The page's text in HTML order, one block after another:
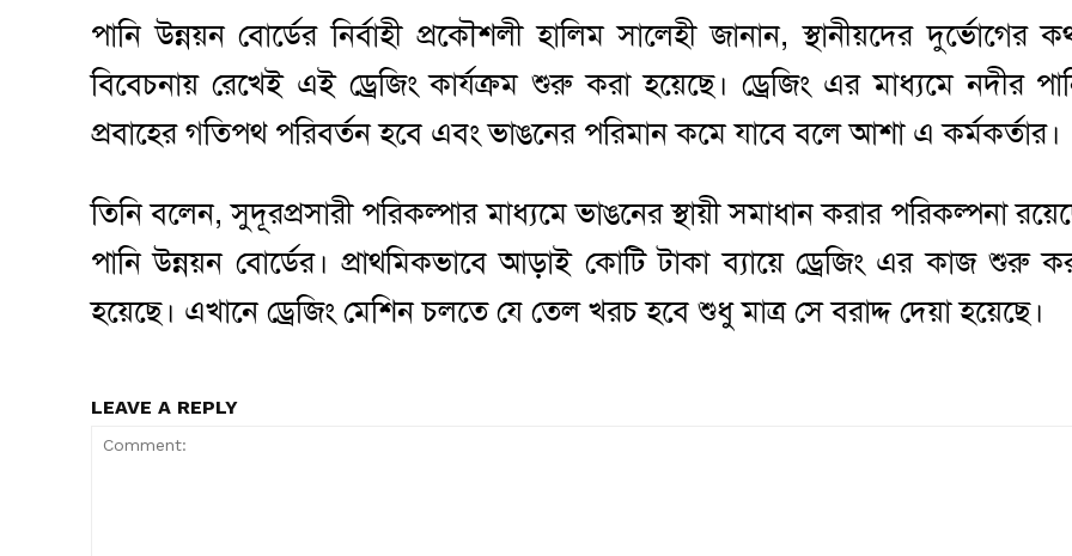
পানি উন্নয়ন বোর্ডের নির্বাহী প্রকৌশলী হালিম সালেহী জানান, স্থানীয়দের দুর্ভোগের
বিবেচনায় রেখেই এই ড্রেজিং কার্যক্রম শুরু করা হয়েছে। ড্রেজিং এর মাধ্যমে নদীর
প্রবাহের গতিপথ পরিবর্তন হবে এবং ভাঙনের পরিমান কমে যাবে বলে আশা এ কর্মকর্তার।
তিনি বলেন, সুদূরপ্রসারী পরিকল্পার মাধ্যমে ভাঙনের স্থায়ী সমাধান করার পরিকল্পনা
পানি উন্নয়ন বোর্ডের। প্রাথমিকভাবে আড়াই কোটি টাকা ব্যায়ে ড্রেজিং এর কাজ শুরু
হয়েছে। এখানে ড্রেজিং মেশিন চলতে যে তেল খরচ হবে শুধু মাত্র সে বরাদ্দ দেয়া হয়েছে।
LEAVE A REPLY